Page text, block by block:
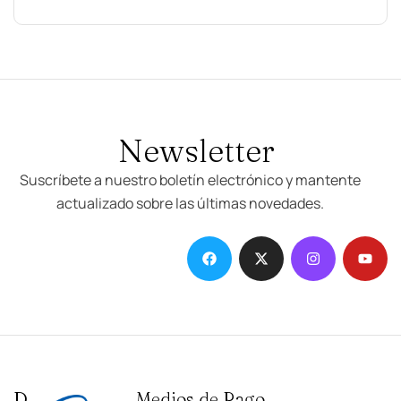
Newsletter
Suscríbete a nuestro boletín electrónico y mantente
actualizado sobre las últimas novedades.